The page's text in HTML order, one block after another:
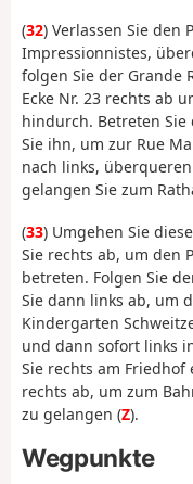
(32) Verlassen Sie den
Impressionnistes,
folgen Sie der Grande
Ecke Nr. 23 rechts ab
hindurch. Betreten
Sie ihn, um zur Rue
nach links,
gelangen Sie zum
(33) Umgehen Sie
Sie rechts ab, um den
betreten. Folgen Sie
Sie dann links ab, um
Kindergarten
und dann sofort links
Sie rechts am
rechts ab, um zum
zu gelangen (Z).
Wegpunkte